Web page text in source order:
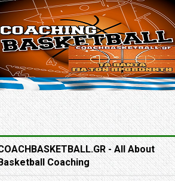
- All About
Coaching